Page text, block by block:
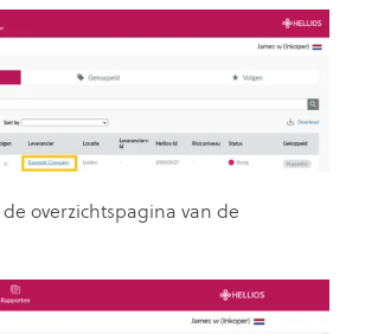
overzichtspagina van de